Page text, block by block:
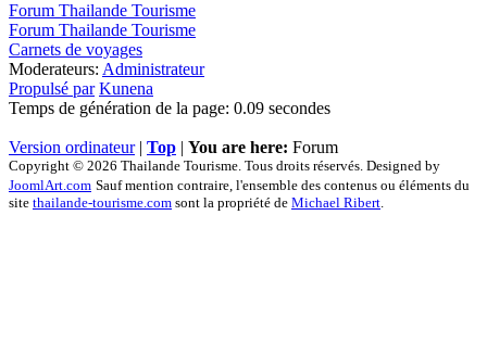
Forum Thailande Tourisme
Forum Thailande Tourisme
Carnets de voyages
Moderateurs: Administrateur
Propulsé par Kunena
Temps de génération de la page: 0.09 secondes
Version ordinateur| Top | You are here: Forum
Copyright © 2026 Thailande Tourisme. Tous droits réservés. Designed by
JoomlArt.com Sauf mention contraire, l'ensemble des contenus ou éléments du
site thailande-tourisme.com sont la propriété de Michael Ribert.